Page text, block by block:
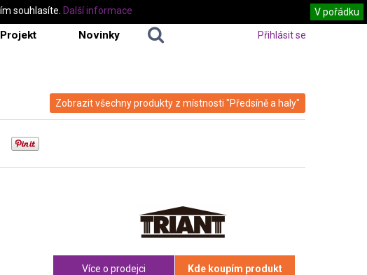
Novinky Přihlásit se
Zobrazit všechny produkty z místnosti "Předsíně a haly"
Více o prodejci Kde koupím produkt
souhlasíte. V pořádku
Další informace